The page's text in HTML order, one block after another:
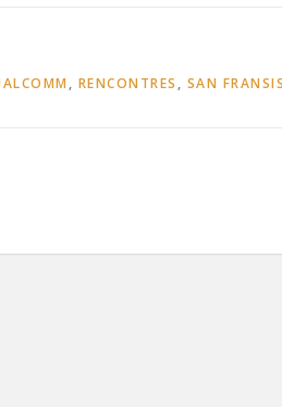
, RENCONTRES , SAN